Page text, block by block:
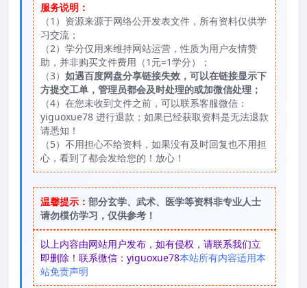
服务说明：
（1）资源来源于网络公开发表文件，所有资料仅供学
习交流；
（2）学分仅用来维持网站运营，性质为用户友情赞
助，并非购买文件费用（1元=1学分）；
（3） 如遇百度网盘分享链接失效，可以在链接显示下
方提交工单，管理员都会及时处理的或加微信处理；
（4）在您未收到文件之前，可以联系客服微信：
yiguoxue78 进行退款；如果已经获取资料是无法退款
请悉知！
（5）不用担心不给资料，如果没有及时回复也不用担
心，看到了都会发给您的！放心！
温馨提示： 部分玄学、武术、医学等资料非专业人士
请勿模仿学习，仅供参考！
以上内容由网站用户发布，如有侵权，请联系我们立
即删除！联系微信：yiguoxue78本站所有内容适用本
站免责声明